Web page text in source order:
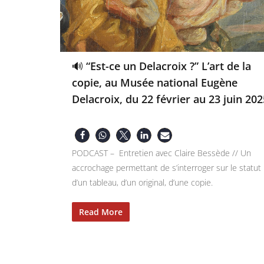
🔊 “Est-ce un Delacroix ?” L’art de la
copie, au Musée national Eugène
Delacroix, du 22 février au 23 juin
PODCAST – Entretien avec Claire Bessède // Un
accrochage permettant de s’interroger sur le statut
d’un tableau, d’un original, d’une copie.
Read More